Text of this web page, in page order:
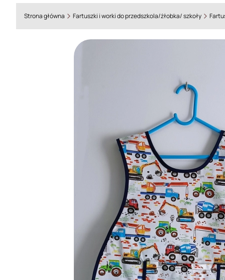
Strona główna Fartuszki i worki do przedszkola/żłobka/ szkoły